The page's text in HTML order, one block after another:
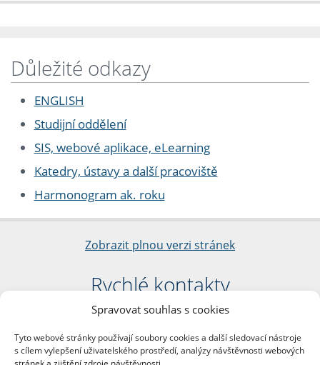
Spravovat souhlas s cookies
Tyto webové stránky používají soubory cookies a další sledovací nástroje
s cílem vylepšení uživatelského prostředí, analýzy návštěvnosti webových
Důležité odkazy
ENGLISH
Studijní oddělení
SIS, webové aplikace, eLearning
Katedry, ústavy a další pracoviště
Harmonogram ak. roku
Zobrazit plnou verzi stránek
Rychlé kontakty
Filozofická fakulta
nám. Jana Palacha 1/2
116 38 Praha 1